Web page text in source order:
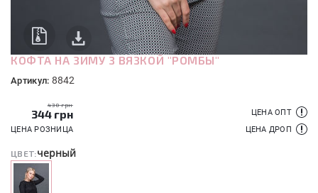
КОФТА НА ЗИМУ З ВЯЗКОЙ "РОМБЫ"
Артикул: 8842
430 грн
344 грн
ЦЕНА РОЗНИЦА
ЦЕНА ОПТ
ЦЕНА ДРОП
ЦВЕТ:черный